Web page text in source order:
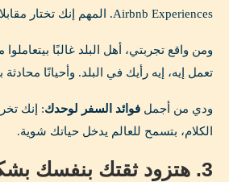
Airbnb Experiences. المهم إنك تختار مقابلات آمنة وفي أماكن عامة، خصوصًا لو أول مرة.
ومن واقع تجربتي، أهل البلد غالبًا
تعمل إيه، إيه رأيك في البلد. وأحيانًا
ودي من أجمل فوائد السفر لوحدك: إنك
الكلام، بتسمح للعالم يدخل حياتك شوية.
3. هتزود ثقتك بنفسك بشكل كبير